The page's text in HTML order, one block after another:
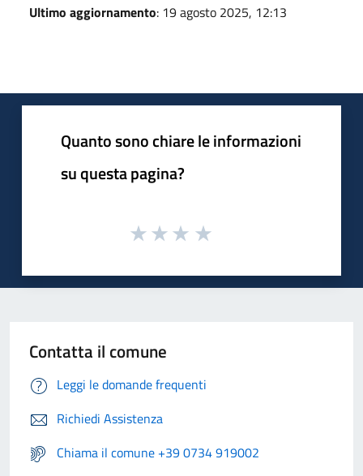
Ultimo aggiornamento: 19 agosto 2025, 12:13
Quanto sono chiare le informazioni
su questa pagina?
Contatta il comune
Leggi le domande frequenti
Richiedi Assistenza
Chiama il comune +39 0734 919002